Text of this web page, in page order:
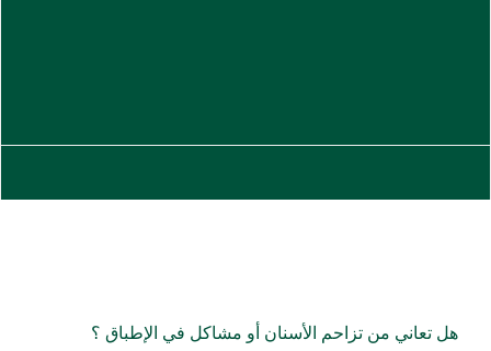
هل تعاني من تزاحم الأسنان أو مشاكل في الإطباق ؟